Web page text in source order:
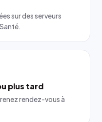
sur des serveurs
plus tard
rendez-vous à